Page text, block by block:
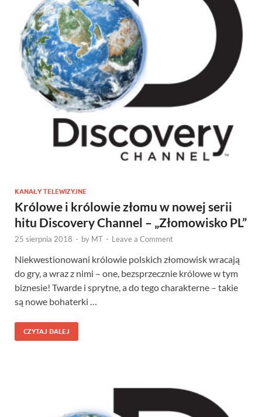
KANAŁY TELEWIZYJNE
Królowe i królowie złomu w nowej serii
hitu Discovery Channel – „Złomowisko PL”
25 sierpnia 2018 - by MT - Leave a Comment
Niekwestionowani królowie polskich złomowisk wracają
do gry, a wraz z nimi – one, bezsprzecznie królowe w tym
biznesie! Twarde i sprytne, a do tego charakterne – takie
są nowe bohaterki …
CZYTAJ DALEJ